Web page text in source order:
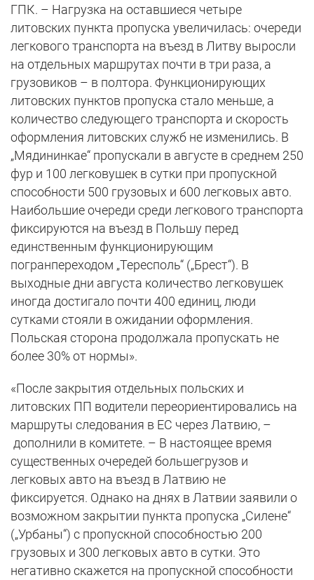
ГПК. – Нагрузка на оставшиеся четыре
литовских пункта пропуска увеличилась: очереди
легкового транспорта на въезд в Литву выросли
на отдельных маршрутах почти в три раза, а
грузовиков – в полтора. Функционирующих
литовских пунктов пропуска стало меньше, а
количество следующего транспорта и скорость
оформления литовских служб не изменились. В
„Мядининкае“ пропускали в августе в среднем 250
фур и 100 легковушек в сутки при пропускной
способности 500 грузовых и 600 легковых авто.
Наибольшие очереди среди легкового транспорта
фиксируются на въезд в Польшу перед
единственным функционирующим
погранпереходом „Тересполь“ („Брест“). В
выходные дни августа количество легковушек
иногда достигало почти 400 единиц, люди
сутками стояли в ожидании оформления.
Польская сторона продолжала пропускать не
более 30% от нормы».
«После закрытия отдельных польских и
литовских ПП водители переориентировались на
маршруты следования в ЕС через Латвию, –
дополнили в комитете. – В настоящее время
существенных очередей большегрузов и
легковых авто на въезд в Латвию не
фиксируется. Однако на днях в Латвии заявили о
возможном закрытии пункта пропуска „Силене“
(„Урбаны“) с пропускной способностью 200
грузовых и 300 легковых авто в сутки. Это
негативно скажется на пропускной способности